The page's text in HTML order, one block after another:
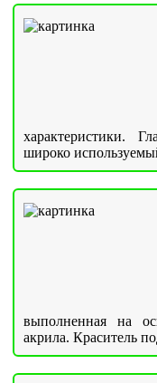
характеристики.
широко
выполненная на
акрила. Краситель